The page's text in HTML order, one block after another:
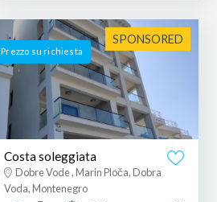
SPONSORED
Prezzo su richiesta
Costa soleggiata
Dobre Vode , Marin Ploča, Dobra
Voda, Montenegro